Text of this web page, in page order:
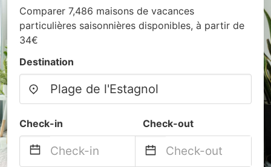
Comparer 7,486 maisons de vacances
particulières saisonnières disponibles, à partir de
34€
Destination
Check-in Check-out